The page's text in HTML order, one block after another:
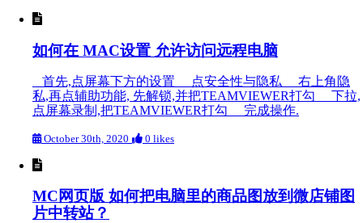
如何在 MAC设置 允许访问远程电脑
首先,点屏幕下方的设置 点安全性与隐私 右上角隐
私,再点辅助功能, 先解锁,并把TEAMVIEWER打勾 下拉,
点屏幕录制,把TEAMVIEWER打勾 完成操作.
October 30th, 2020 0 likes
MC网页版 如何把电脑里的商品图放到微店铺图
片中转站？